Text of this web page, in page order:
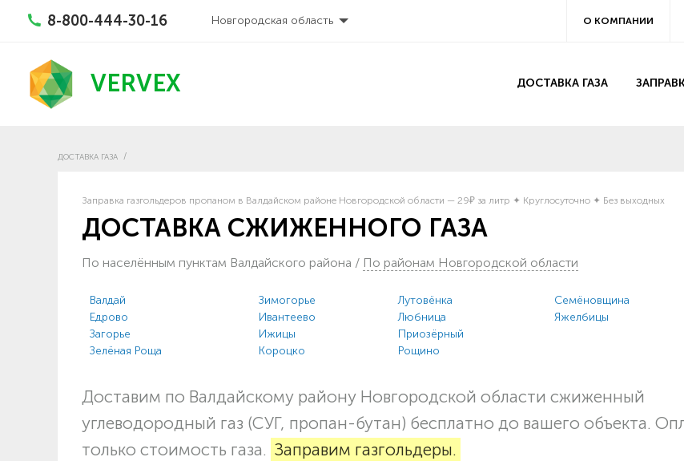
8-800-444-30-16 Новгородская область О КОМПАНИИ
VERVEX ДОСТАВКА ГАЗА
ДОСТАВКА ГАЗА
ДОСТАВКА СЖИЖЕННОГО ГАЗА
Заправка газгольдеров пропаном в Валдайском районе Новгородской области — 29₽ за литр ✦ Круглосуточно ✦ Без выходных
По населённым пунктам Валдайского района / По районам Новгородской области
Валдай
Едрово
Загорье
Зелёная Роща
Зимогорье
Ивантеево
Ижицы
Короцко
Лутовёнка
Любница
Приозёрный
Рощино
Семёновщина
Яжелбицы
Доставим по Валдайскому району Новгородской области сжиженный
углеводородный газ (СУГ, пропан-бутан) бесплатно до вашего объекта.
только стоимость газа. Заправим газгольдеры.